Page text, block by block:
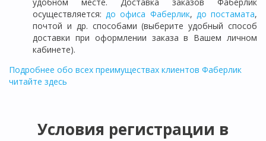
осуществляется:до офиса Фаберлик, до постамата,
почтой и др. способами (выберите удобный способ
доставки при оформлении заказа в Вашем личном
кабинете).
Подробнее обо всех преимуществах клиентов Фаберлик
читайте здесь
Условия регистрации в